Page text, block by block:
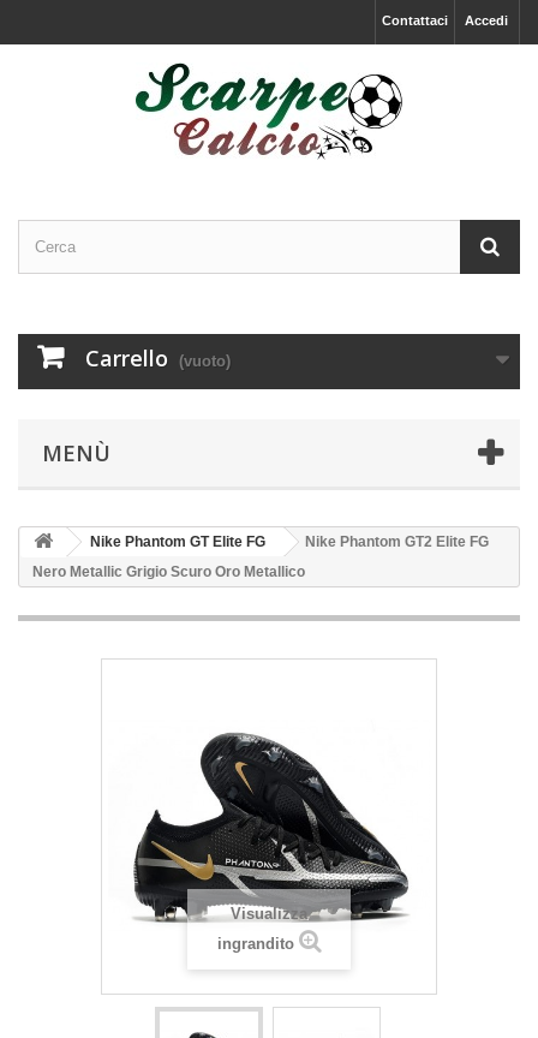
Accedi
Contattaci
Carrello (vuoto)
MENÙ
Nike Phantom GT Elite FG
Nike Phantom GT2 Elite FG
Nero Metallic Grigio Scuro Oro Metallico
Visualizza
ingrandito